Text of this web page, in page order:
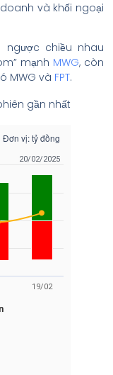
và khối ngoại
ngược chiều nhau
mạnh MWG, còn
MWG và FPT.
gần nhất